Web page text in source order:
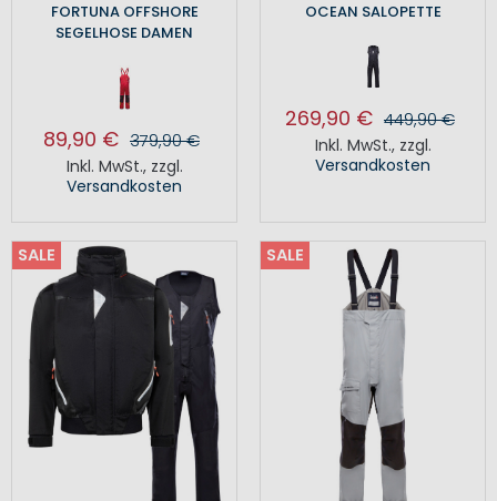
FORTUNA OFFSHORE
SEGELHOSE DAMEN
89,90 € 379,90 €
Inkl. MwSt., zzgl.
Versandkosten
OCEAN SALOPETTE
269,90 € 449,90 €
Inkl. MwSt., zzgl.
Versandkosten
SALE SALE